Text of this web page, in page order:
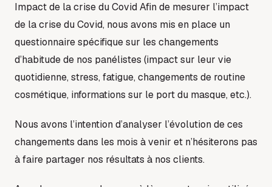
Impact de la crise du Covid Afin de mesurer l’impact
de la crise du Covid, nous avons mis en place un
questionnaire spécifique sur les changements
d’habitude de nos panélistes (impact sur leur vie
quotidienne, stress, fatigue, changements de routine
cosmétique, informations sur le port du masque, etc.).
Nous avons l’intention d’analyser l’évolution de ces
changements dans les mois à venir et n’hésiterons pas
à faire partager nos résultats à nos clients.